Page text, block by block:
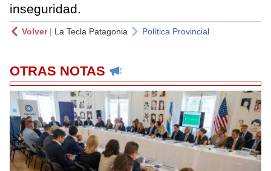
inseguridad.
Volver| La Tecla Patagonia Política Provincial
OTRAS NOTAS